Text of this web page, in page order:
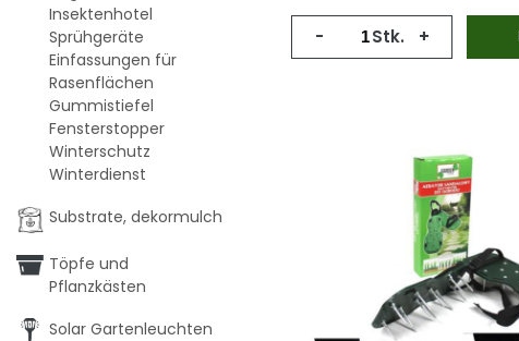
- Stk. +
Insektenhotel
Sprühgeräte
Einfassungen für
Rasenflächen
Gummistiefel
Fensterstopper
Winterschutz
Winterdienst
Substrate, dekormulch
Töpfe und
Pflanzkästen
Solar Gartenleuchten